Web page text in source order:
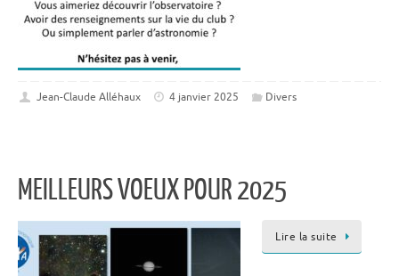
Jean-Claude Alléhaux 4 janvier 2025 Divers
MEILLEURS VOEUX POUR 2025
Lire la suite